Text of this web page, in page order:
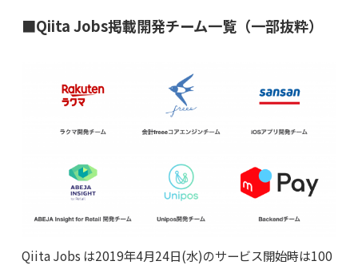
■Qiita Jobs掲載開発チーム一覧（一部抜粋）
Qiita Jobs は2019年4月24日(水)のサービス開始時は100